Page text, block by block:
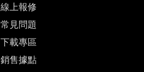
線上報修
常見問題
下載專區
銷售據點